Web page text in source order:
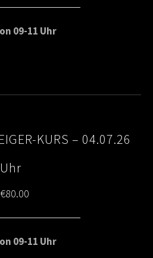
range:
€65.00
09-11 Uhr
KURS – 04.07.26
€80.00
range:
€65.00
09-11 Uhr